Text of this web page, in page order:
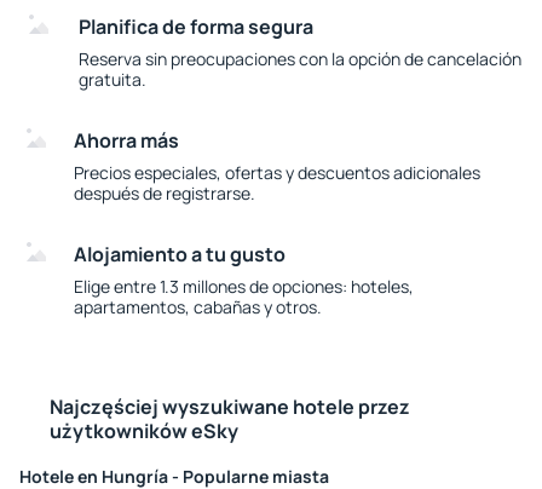
Planifica de forma segura
Reserva sin preocupaciones con la opción de cancelación
gratuita.
Ahorra más
Precios especiales, ofertas y descuentos adicionales
después de registrarse.
Alojamiento a tu gusto
Elige entre 1.3 millones de opciones: hoteles,
apartamentos, cabañas y otros.
Najczęściej wyszukiwane hotele przez
użytkowników eSky
Hotele en Hungría - Popularne miasta